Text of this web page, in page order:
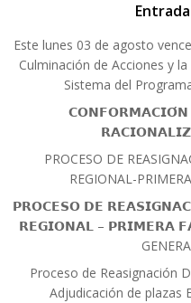
Este lunes 03 de agosto
Culminación de Acciones y
Sistema del
𝗖𝗢𝗡𝗙𝗢𝗥𝗠𝗔𝗖𝗜𝗢́𝗡
PROCESO DE
REGIONAL-
𝗣𝗥𝗢𝗖𝗘𝗦𝗢 𝗗𝗘
𝗥𝗘𝗚𝗜𝗢𝗡𝗔𝗟 – 𝗣𝗥𝗜𝗠𝗘𝗥𝗔
Proceso de Reasignación
Adjudicación de plazas